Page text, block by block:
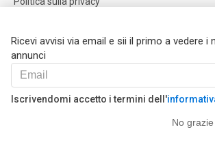
Ricevi avvisi via email e sii il primo a vedere i
annunci
Iscrivendomi accetto i termini dell'
No grazie
Impostazioni dei cookie
Help
FAQ
I Nostri Partner